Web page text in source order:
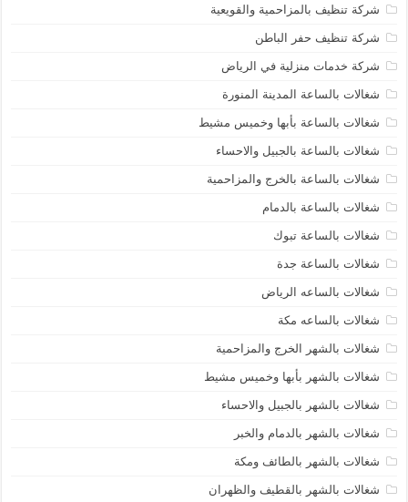
شركة تنظيف بالمزاحمية والقويعية
شركة تنظيف حفر الباطن
شركة خدمات منزلية في الرياض
شغالات بالساعة المدينة المنورة
شغالات بالساعة بأبها وخميس مشيط
شغالات بالساعة بالجبيل والاحساء
شغالات بالساعة بالخرج والمزاحمية
شغالات بالساعة بالدمام
شغالات بالساعة تبوك
شغالات بالساعة جدة
شغالات بالساعه الرياض
شغالات بالساعه مكة
شغالات بالشهر الخرج والمزاحمية
شغالات بالشهر بأبها وخميس مشيط
شغالات بالشهر بالجبيل والاحساء
شغالات بالشهر بالدمام والخبر
شغالات بالشهر بالطائف ومكة
شغالات بالشهر بالقطيف والظهران